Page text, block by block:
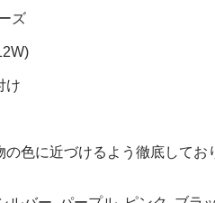
ズ
け
色に近づけるよう徹底して